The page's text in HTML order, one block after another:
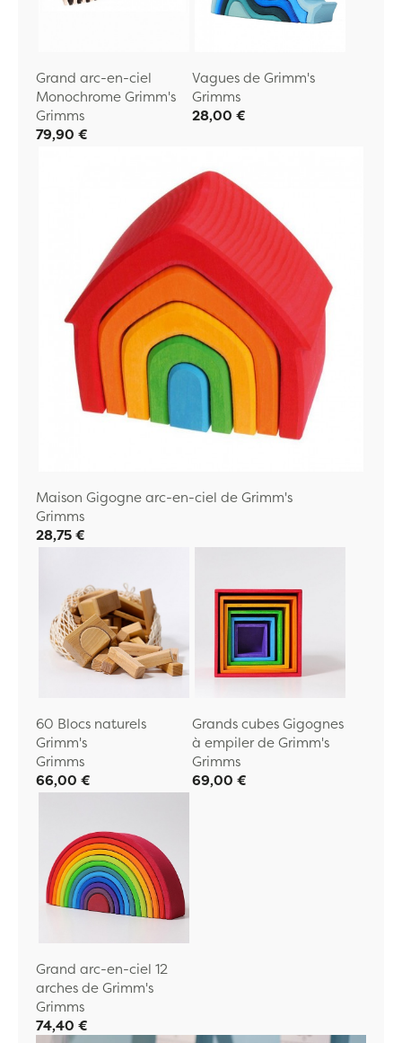
Grand arc-en-ciel
Monochrome Grimm's
Grimms
79,90 €
Vagues de Grimm's
Grimms
28,00 €
Maison Gigogne arc-en-ciel de Grimm's
Grimms
28,75 €
60 Blocs naturels
Grimm's
Grimms
66,00 €
Grands cubes Gigognes
à empiler de Grimm's
Grimms
69,00 €
Grand arc-en-ciel 12
arches de Grimm's
Grimms
74,40 €